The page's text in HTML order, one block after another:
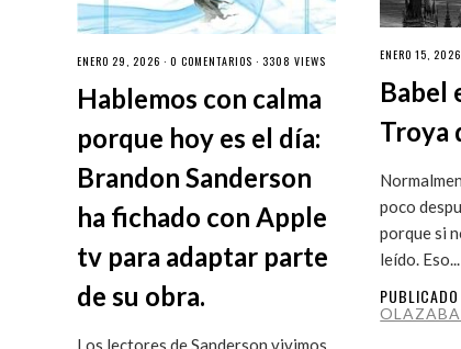
ENERO 29, 2026 · 0 COMENTARIOS · 3308 VIEWS
Hablemos con calma
porque hoy es el día:
Brandon Sanderson
ha fichado con Apple
tv para adaptar parte
de su obra.
Los lectores de Sanderson vivimos
ENERO 15,
Babel
Troya
poco
porque si
leído. Eso...